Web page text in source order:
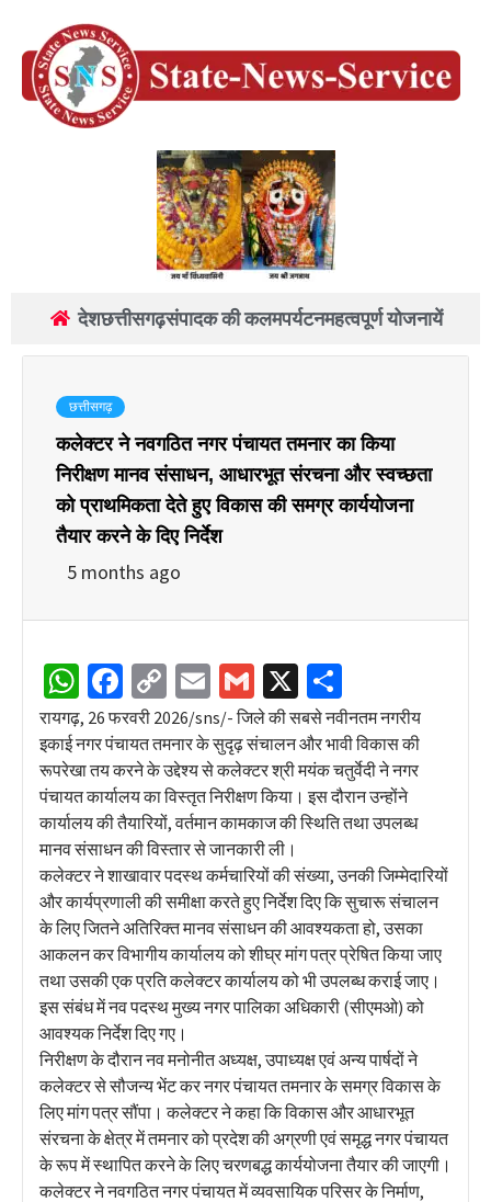
देशछत्तीसगढ़संपादक की कलमपर्यटनमहत्वपूर्ण योजनायें
छत्तीसगढ़
कलेक्टर ने नवगठित नगर पंचायत तमनार का किया
निरीक्षण मानव संसाधन, आधारभूत संरचना और स्वच्छता
को प्राथमिकता देते हुए विकास की समग्र कार्ययोजना
तैयार करने के दिए निर्देश
5 months ago
WhatsApp
Facebook
Copy
Link
EmailGmail
X
रायगढ़, 26 फरवरी 2026/sns/- जिले की सबसे नवीनतम नगरीय
इकाई नगर पंचायत तमनार के सुदृढ़ संचालन और भावी विकास की
रूपरेखा तय करने के उद्देश्य से कलेक्टर श्री मयंक चतुर्वेदी ने नगर
पंचायत कार्यालय का विस्तृत निरीक्षण किया। इस दौरान उन्होंने
कार्यालय की तैयारियों, वर्तमान कामकाज की स्थिति तथा उपलब्ध
मानव संसाधन की विस्तार से जानकारी ली।
कलेक्टर ने शाखावार पदस्थ कर्मचारियों की संख्या, उनकी जिम्मेदारियों
और कार्यप्रणाली की समीक्षा करते हुए निर्देश दिए कि सुचारू संचालन
के लिए जितने अतिरिक्त मानव संसाधन की आवश्यकता हो, उसका
आकलन कर विभागीय कार्यालय को शीघ्र मांग पत्र प्रेषित किया जाए
तथा उसकी एक प्रति कलेक्टर कार्यालय को भी उपलब्ध कराई जाए।
इस संबंध में नव पदस्थ मुख्य नगर पालिका अधिकारी (सीएमओ) को
आवश्यक निर्देश दिए गए।
निरीक्षण के दौरान नव मनोनीत अध्यक्ष, उपाध्यक्ष एवं अन्य पार्षदों ने
कलेक्टर से सौजन्य भेंट कर नगर पंचायत तमनार के समग्र विकास के
लिए मांग पत्र सौंपा। कलेक्टर ने कहा कि विकास और आधारभूत
संरचना के क्षेत्र में तमनार को प्रदेश की अग्रणी एवं समृद्ध नगर पंचायत
के रूप में स्थापित करने के लिए चरणबद्ध कार्ययोजना तैयार की जाएगी।
कलेक्टर ने नवगठित नगर पंचायत में व्यवसायिक परिसर के निर्माण,